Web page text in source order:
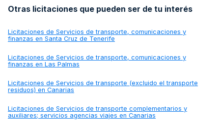
Otras licitaciones que pueden ser de tu interés
Licitaciones de Servicios de transporte, comunicaciones y
finanzas en Santa Cruz de Tenerife
Licitaciones de Servicios de transporte, comunicaciones y
finanzas en Las Palmas
Licitaciones de Servicios de transporte (excluido el transporte
residuos) en Canarias
Licitaciones de Servicios de transporte complementarios y
auxiliares; servicios agencias viajes en Canarias